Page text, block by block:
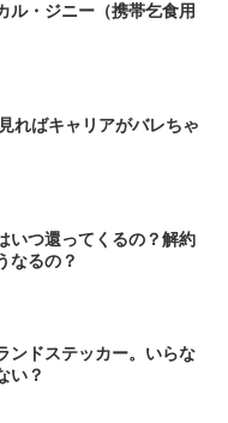
ル・ジニー（携帯乞食用
ればキャリアがバレちゃ
いつ還ってくるの？解約
なるの？
ンドステッカー。いらな
い？